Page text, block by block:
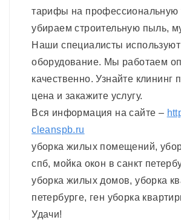
тарифы на профессиональную
убираем строительную пыль,
Наши специалисты
оборудование. Мы работаем
качественно. Узнайте клининг
цена и закажите услугу.
Вся информация на сайте –
cleanspb.ru
уборка жилых помещений,
спб, мойка окон в санкт
уборка жилых домов, уборка
петербурге, ген уборка
Удачи!